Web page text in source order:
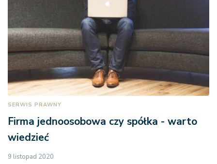
SERWIS PRAWNY
Firma jednoosobowa czy spółka - warto
wiedzieć
9 listopad 2020